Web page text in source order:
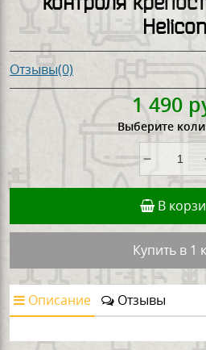
Отзывы(0)
1 490
Выберите
В
Купить в 1
Описание Отзывы